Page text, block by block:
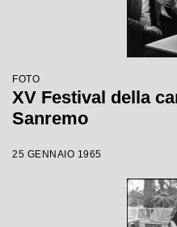
FOTO
XV Festival della
Sanremo
25 GENNAIO 1965